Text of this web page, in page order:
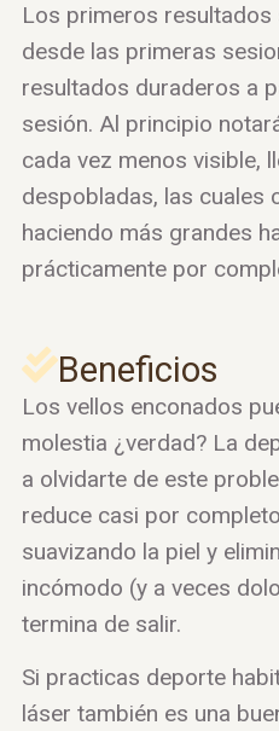
Los primeros resultados
desde las primeras
resultados duraderos a
sesión. Al principio
cada vez menos visible,
despobladas, las cuales
haciendo más grandes
prácticamente por
Beneficios
Los vellos enconados
molestia ¿verdad? La
a olvidarte de este
reduce casi por
suavizando la piel y
incómodo (y a veces
termina de salir.
Si practicas deporte
láser también es una